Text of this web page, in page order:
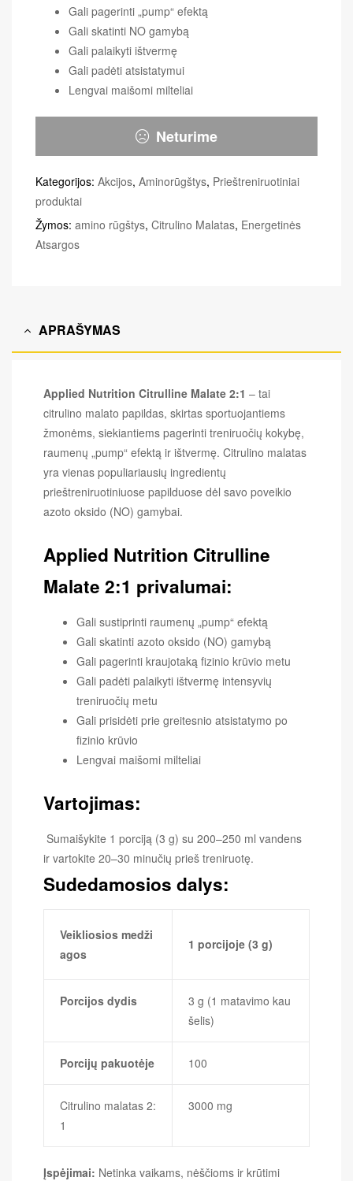
Gali pagerinti „pump“ efektą
Gali skatinti NO gamybą
Gali palaikyti ištvermę
Gali padėti atsistatymui
Lengvai maišomi milteliai
Neturime
Kategorijos: Akcijos, Aminorūgštys, Prieštreniruotiniai
produktai
Žymos: amino rūgštys, Citrulino Malatas, Energetinės
Atsargos
APRAŠYMAS
Applied Nutrition Citrulline Malate 2:1 – tai
citrulino malato papildas, skirtas sportuojantiems
žmonėms, siekiantiems pagerinti treniruočių kokybę,
raumenų „pump“ efektą ir ištvermę. Citrulino malatas
yra vienas populiariausių ingredientų
prieštreniruotiniuose papilduose dėl savo poveikio
azoto oksido (NO) gamybai.
Applied Nutrition Citrulline
Malate 2:1 privalumai:
Gali sustiprinti raumenų „pump“ efektą
Gali skatinti azoto oksido (NO) gamybą
Gali pagerinti kraujotaką fizinio krūvio metu
Gali padėti palaikyti ištvermę intensyvių
treniruočių metu
Gali prisidėti prie greitesnio atsistatymo po
fizinio krūvio
Lengvai maišomi milteliai
Vartojimas:
Sumaišykite 1 porciją (3 g) su 200–250 ml vandens
ir vartokite 20–30 minučių prieš treniruotę.
Sudedamosios dalys:
Veikliosios medži
agos
1 porcijoje (3 g)
Porcijos dydis
3 g (1 matavimo kau
šelis)
Porcijų pakuotėje 100
Citrulino malatas 2:
1
3000 mg
Įspėjimai: Netinka vaikams, nėščioms ir krūtimi